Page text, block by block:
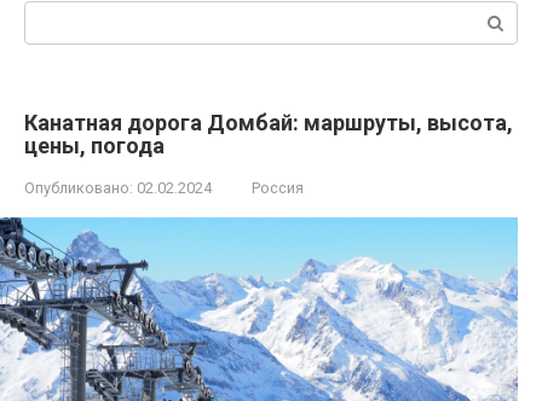
Поиск:
Канатная дорога Домбай: маршруты, высота,
цены, погода
Опубликовано: 02.02.2024 Россия